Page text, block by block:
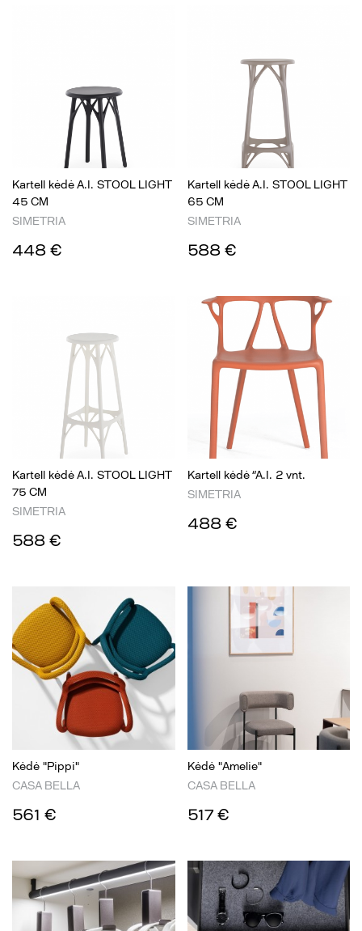
Kartell kėdė A.I. STOOL LIGHT
45 CM
SIMETRIA
448 €
Kartell kėdė A.I. STOOL LIGHT
65 CM
SIMETRIA
588 €
Kartell kėdė A.I. STOOL LIGHT
75 CM
SIMETRIA
588 €
Kartell kėdė “A.I. 2 vnt.
SIMETRIA
488 €
Kėdė "Pippi"
CASA BELLA
561 €
Kėdė "Amelie"
CASA BELLA
517 €